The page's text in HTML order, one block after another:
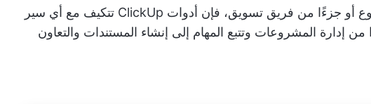
سواء كنت مستقلاً أو مدير مشروع أو جزءًا من فريق تسويق، فإن أدوات ClickUp تتكيف مع أي سير
المشروعات وتتبع المهام إلى إنشاء المستندات والتعاون